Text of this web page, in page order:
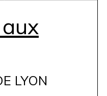
LYON